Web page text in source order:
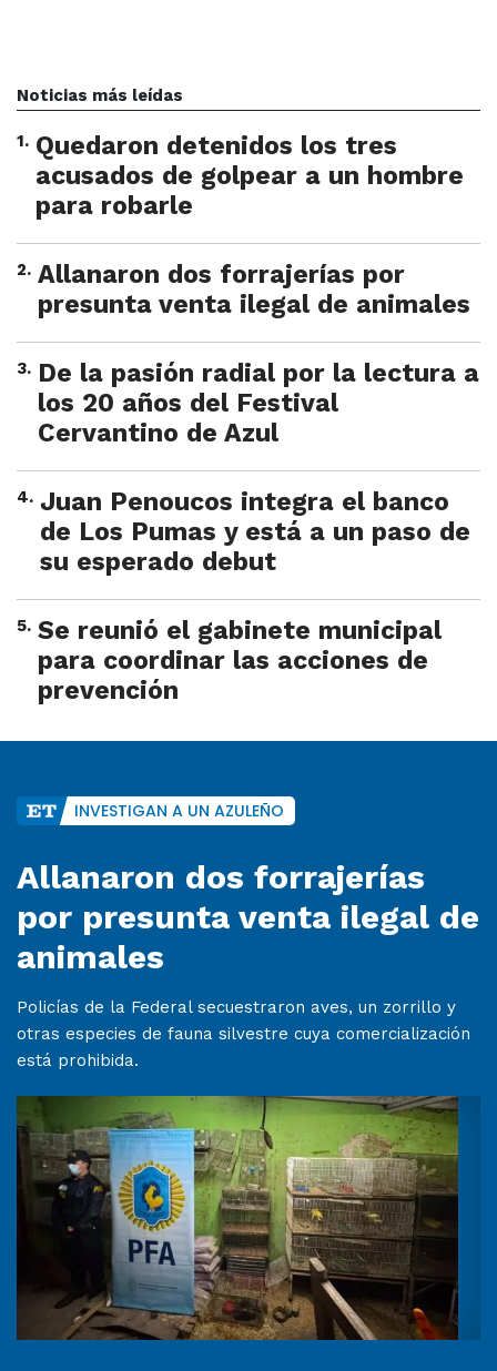
Noticias más leídas
1. Quedaron detenidos los tres
acusados de golpear a un hombre
para robarle
2. Allanaron dos forrajerías por
presunta venta ilegal de animales
3. De la pasión radial por la lectura a
los 20 años del Festival
Cervantino de Azul
4. Juan Penoucos integra el banco
de Los Pumas y está a un paso de
su esperado debut
5. Se reunió el gabinete municipal
para coordinar las acciones de
prevención
INVESTIGAN A UN AZULEÑO
Allanaron dos forrajerías
por presunta venta ilegal de
animales
Policías de la Federal secuestraron aves, un zorrillo y
otras especies de fauna silvestre cuya comercialización
está prohibida.